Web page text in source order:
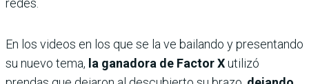
redes.
En los videos en los que se la ve bailando y presentando
su nuevo tema, la ganadora de Factor Xutilizó